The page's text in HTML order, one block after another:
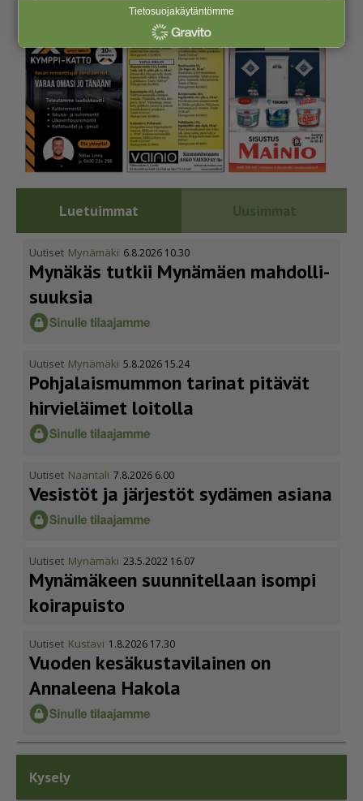
Luetuimmat Uusimmat
Uutiset Mynämäki 6.8.2026 10.30
Mynäkäs tutkii Mynämäen mahdol­li­
suuksia
Uutiset Mynämäki 5.8.2026 15.24
Pohja­lais­mummon tarinat pitävät
hirvieläimet loitolla
Uutiset Naantali 7.8.2026 6.00
Vesistöt ja järjestöt sydämen asiana
Uutiset Mynämäki 23.5.2022 16.07
Mynämäkeen suunnitellaan isompi
koirapuisto
Uutiset Kustavi 1.8.2026 17.30
Vuoden kesäkus­ta­vi­lainen on
Annaleena Hakola
Kysely
Tietosuojakäytäntömme